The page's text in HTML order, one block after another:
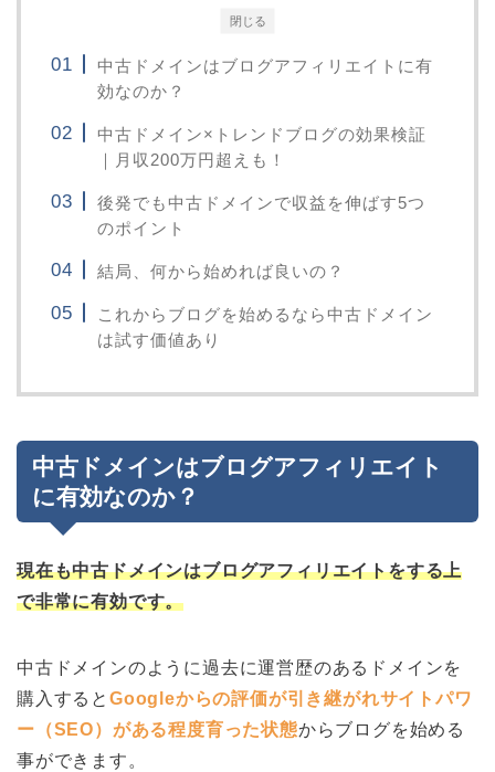
閉じる
中古ドメインはブログアフィリエイトに有
効なのか？
中古ドメイン×トレンドブログの効果検証
｜月収200万円超えも！
後発でも中古ドメインで収益を伸ばす5つ
のポイント
結局、何から始めれば良いの？
これからブログを始めるなら中古ドメイン
は試す価値あり
中古ドメインはブログアフィリエイト
に有効なのか？
現在も中古ドメインはブログアフィリエイトをする上
で非常に有効です。
中古ドメインのように過去に運営歴のあるドメインを
購入すると Googleからの評価が引き継がれサイトパワ
ー（SEO）がある程度育った状態からブログを始める
事ができます。